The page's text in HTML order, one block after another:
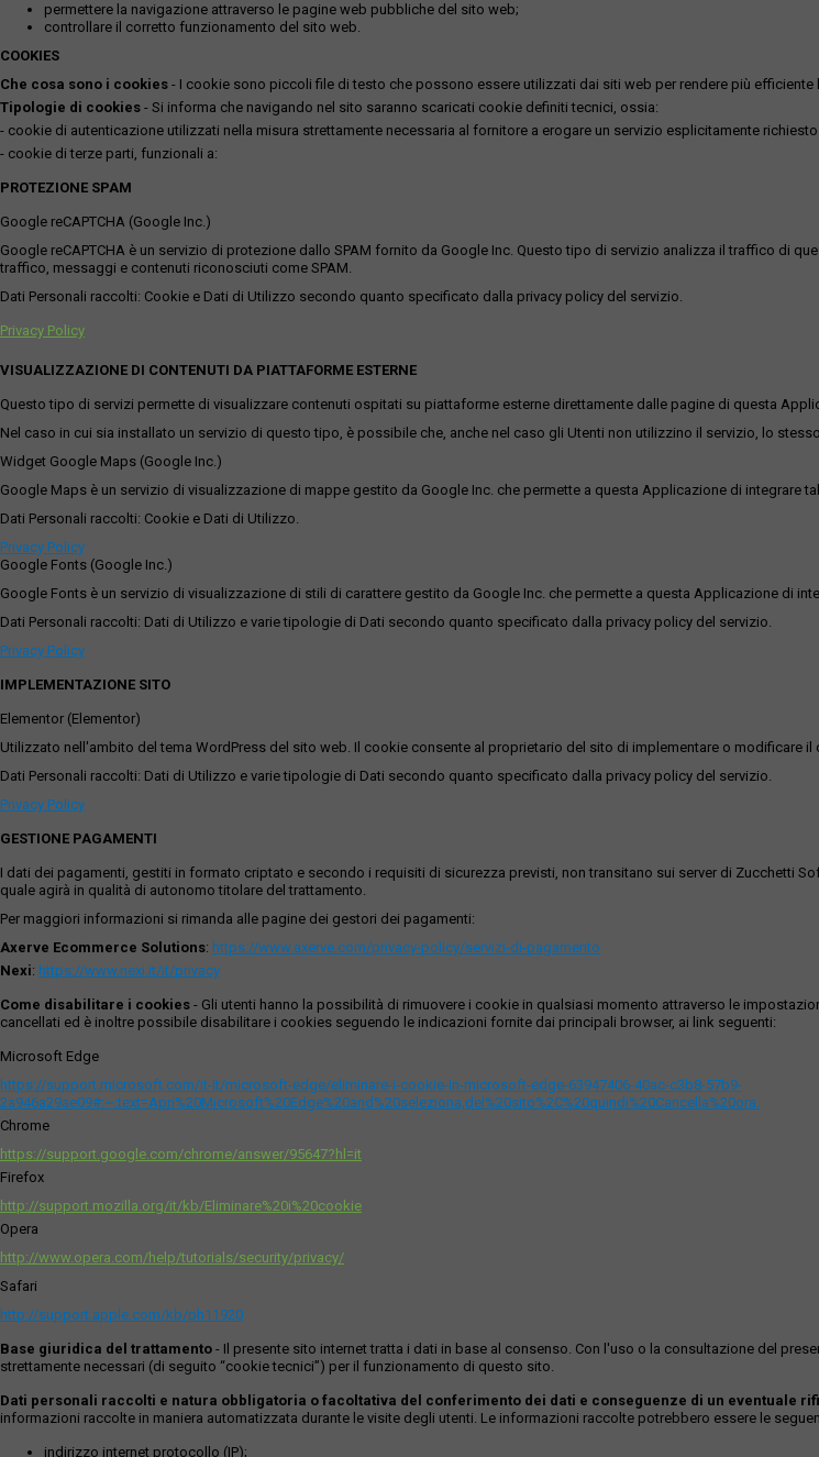
permettere la navigazione attraverso le pagine web pubbliche del sito web;
controllare il corretto funzionamento del sito web.
COOKIES
Che cosa sono i cookies - I cookie sono piccoli file di testo che possono essere utilizzati dai siti web per rendere più efficiente
Tipologie di cookies - Si informa che navigando nel sito saranno scaricati cookie definiti tecnici, ossia:
- cookie di autenticazione utilizzati nella misura strettamente necessaria al fornitore a erogare un servizio esplicitamente
- cookie di terze parti, funzionali a:
PROTEZIONE SPAM
Google reCAPTCHA (Google Inc.)
Google reCAPTCHA è un servizio di protezione dallo SPAM fornito da Google Inc. Questo tipo di servizio analizza il traffico di
traffico, messaggi e contenuti riconosciuti come SPAM.
Dati Personali raccolti: Cookie e Dati di Utilizzo secondo quanto specificato dalla privacy policy del servizio.
Privacy Policy
VISUALIZZAZIONE DI CONTENUTI DA PIATTAFORME ESTERNE
Questo tipo di servizi permette di visualizzare contenuti ospitati su piattaforme esterne direttamente dalle pagine di questa
Nel caso in cui sia installato un servizio di questo tipo, è possibile che, anche nel caso gli Utenti non utilizzino il servizio, lo
Widget Google Maps (Google Inc.)
Google Maps è un servizio di visualizzazione di mappe gestito da Google Inc. che permette a questa Applicazione di integrare
Dati Personali raccolti: Cookie e Dati di Utilizzo.
Privacy Policy
Google Fonts (Google Inc.)
Google Fonts è un servizio di visualizzazione di stili di carattere gestito da Google Inc. che permette a questa Applicazione di
Dati Personali raccolti: Dati di Utilizzo e varie tipologie di Dati secondo quanto specificato dalla privacy policy del servizio.
Privacy Policy
IMPLEMENTAZIONE SITO
Elementor (Elementor)
Utilizzato nell'ambito del tema WordPress del sito web. Il cookie consente al proprietario del sito di implementare o modificare il
Dati Personali raccolti: Dati di Utilizzo e varie tipologie di Dati secondo quanto specificato dalla privacy policy del servizio.
Privacy Policy
GESTIONE PAGAMENTI
I dati dei pagamenti, gestiti in formato criptato e secondo i requisiti di sicurezza previsti, non transitano sui server di Zucchetti
quale agirà in qualità di autonomo titolare del trattamento.
Per maggiori informazioni si rimanda alle pagine dei gestori dei pagamenti:
Axerve Ecommerce Solutions: https://www.axerve.com/privacy-policy/servizi-di-pagamento
Nexi: https://www.nexi.it/it/privacy
Come disabilitare i cookies - Gli utenti hanno la possibilità di rimuovere i cookie in qualsiasi momento attraverso le
cancellati ed è inoltre possibile disabilitare i cookies seguendo le indicazioni fornite dai principali browser, ai link seguenti:
Microsoft Edge
https://support.microsoft.com/it-it/microsoft-edge/eliminare-i-cookie-in-microsoft-edge-63947406-40ac-c3b8-57b9-
2a946a29ae09#:~:text=Apri%20Microsoft%20Edge%20and%20seleziona,del%20sito%2C%20quindi%20Cancella%20ora.
Chrome
https://support.google.com/chrome/answer/95647?hl=it
Firefox
http://support.mozilla.org/it/kb/Eliminare%20i%20cookie
Opera
http://www.opera.com/help/tutorials/security/privacy/
Safari
http://support.apple.com/kb/ph11920
Base giuridica del trattamento - Il presente sito internet tratta i dati in base al consenso. Con l'uso o la consultazione del
strettamente necessari (di seguito “cookie tecnici”) per il funzionamento di questo sito.
Dati personali raccolti e natura obbligatoria o facoltativa del conferimento dei dati e conseguenze di un eventuale
informazioni raccolte in maniera automatizzata durante le visite degli utenti. Le informazioni raccolte potrebbero essere le
indirizzo internet protocollo (IP);